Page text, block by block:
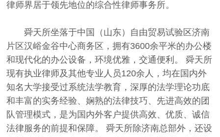
律师界居于领先地位的综合性律师事务所。
舜天所坐落于中国（山东）自由贸易试验区济南
片区汉峪金谷中心商务区，拥有3600余平米的办公楼
和现代化的办公设备，环境优雅，交通便利。 舜天所
现有执业律师及其他专业人员120余人，均在国内外
知名大学接受过系统法学教育，深厚的法学理论功底
和丰富的实务经验、娴熟的法律技巧、先进高效的团
队管理模式，是为国内外客户提供高效、优质、诚信
法律服务的前提和保障。 舜天所除济南总部外，还设